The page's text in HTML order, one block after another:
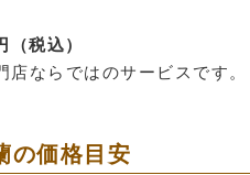
税込）
ならではのサービスです。
の価格目安